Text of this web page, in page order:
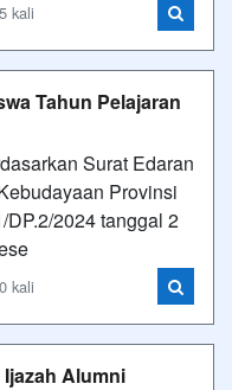
kali
Tahun Pelajaran
Surat Edaran
Provinsi
DP.2/2024 tanggal 2
kali
Alumni